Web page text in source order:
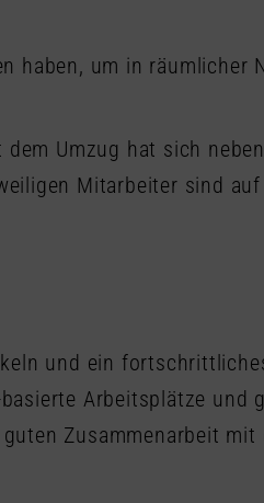
haben, um in räumlicher
Umzug hat sich
Mitarbeiter sind
und ein
Arbeitsplätze und
Zusammenarbeit mit